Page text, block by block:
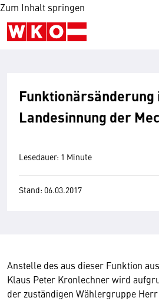
Zum Inhalt springen
Funktionärsänderung
Landesinnung der
Lesedauer: 1 Minute
Stand: 06.03.2017
Anstelle des aus dieser Funktion
Klaus Peter Kronlechner wird
der zuständigen Wählergruppe Herr